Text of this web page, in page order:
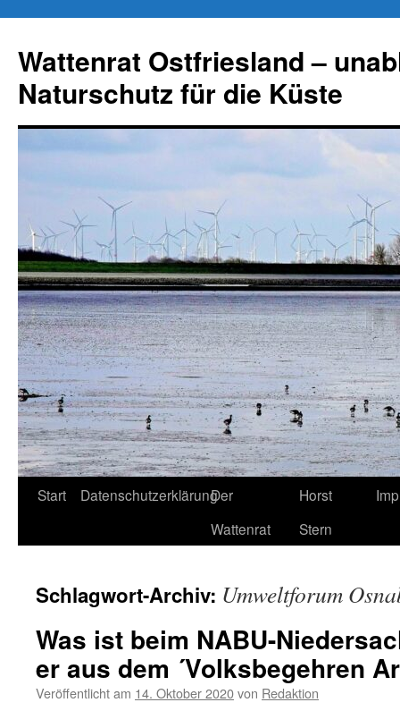
springen
Wattenrat Ostfriesland –
Naturschutz für die Küste
Start DatenschutzerklärungDer
Wattenrat
Horst
Stern
Schlagwort-Archiv: Umweltforum
Was ist beim NABU-
er aus dem ´Volksbegehren
Veröffentlicht am 14. Oktober 2020von Redaktion